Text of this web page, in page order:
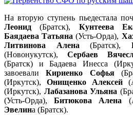
На вторую ступень пьедестала
Леонид (Братск), Кунтеева
Баядаева Татьяна (Усть-Орда),
Литвинова Алена(Братск),
(Новонукутск), Сербаев
(Братск) и Бадаева Инесса
завоевалиКириенко Софья
(Иркутск), Онищенко Алексей
(Иркутск), Лабазанова Ульяна
(Усть-Орда),Битюкова Алена
Эвелина (Братск).